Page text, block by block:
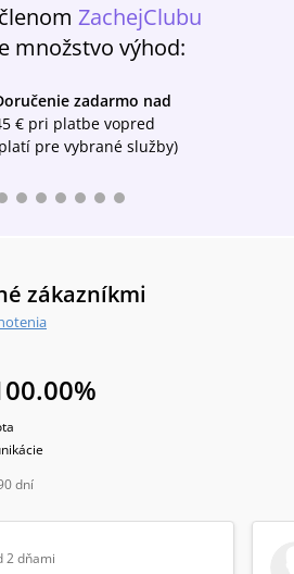
ZachejClubu
množstvo výhod:
zadarmo nad
€ pri platbe vopred
pre vybrané služby)
zákazníkmi
%
dní
2 dňami